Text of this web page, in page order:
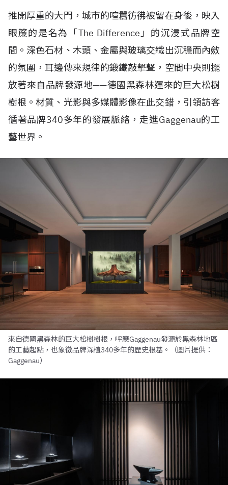
推開厚重的大門，城市的喧囂彷彿被留在身後，映入
眼簾的是名為「The Difference」的沉浸式品牌空
間。深色石材、木頭、金屬與玻璃交織出沉穩而內斂
的氛圍，耳邊傳來規律的鍛鐵敲擊聲，空間中央則擺
放著來自品牌發源地——德國黑森林運來的巨大松樹
樹根。材質、光影與多媒體影像在此交錯，引領訪客
循著品牌340多年的發展脈絡，走進Gaggenau的工
藝世界。
來自德國黑森林的巨大松樹樹根，呼應Gaggenau發源於黑森林地區
的工藝起點，也象徵品牌深植340多年的歷史根基。（圖片提供：
Gaggenau）